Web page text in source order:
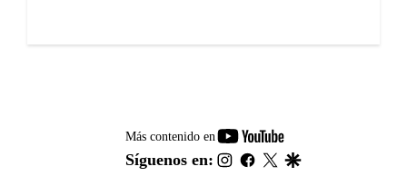
Más contenido en
youtube-
footer
Síguenos en: instagram
facebook
twitter